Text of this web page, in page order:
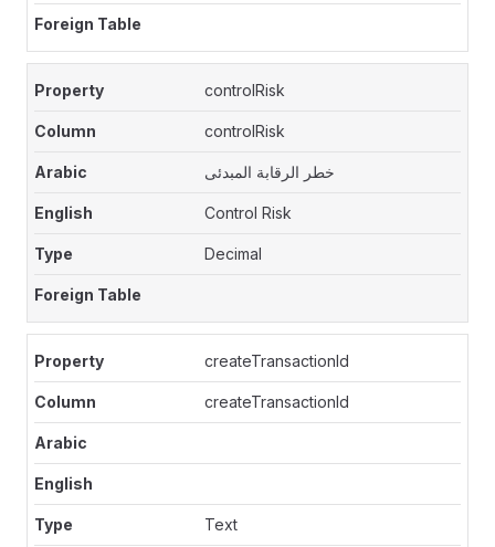
controlRisk
controlRisk
خطر الرقابة المبدئى
Control Risk
Decimal
createTransactionId
createTransactionId
Text